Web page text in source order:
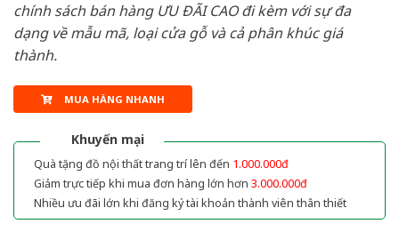
chính sách bán hàng ƯU ĐÃI CAO đi kèm với sự đa
dạng về mẫu mã, loại cửa gỗ và cả phân khúc giá
thành.
MUA HÀNG NHANH
Khuyến mại
Quà tặng đồ nội thất trang trí lên đến 1.000.000đ
Giảm trực tiếp khi mua đơn hàng lớn hơn 3.000.000đ
Nhiều ưu đãi lớn khi đăng ký tài khoản thành viên thân thiết